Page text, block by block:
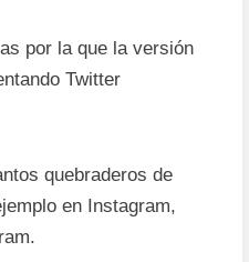
por la que la versión
Twitter
quebraderos de
en Instagram,